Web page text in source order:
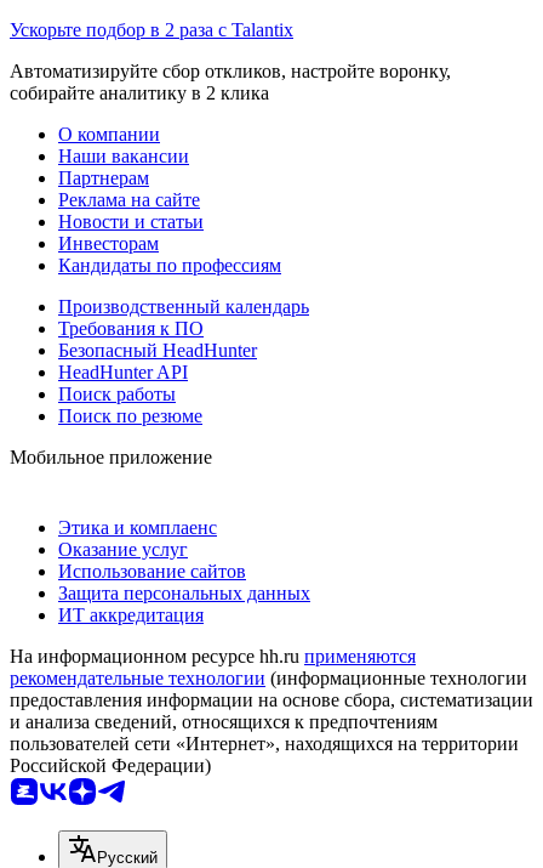
Ускорьте подбор в 2 раза с Talantix
Автоматизируйте сбор откликов, настройте воронку,
собирайте аналитику в 2 клика
О компании
Наши вакансии
Партнерам
Реклама на сайте
Новости и статьи
Инвесторам
Кандидаты по профессиям
Производственный календарь
Требования к ПО
Безопасный HeadHunter
HeadHunter API
Поиск работы
Поиск по резюме
Мобильное приложение
Этика и комплаенс
Оказание услуг
Использование сайтов
Защита персональных данных
ИТ аккредитация
На информационном ресурсе hh.ru применяются
рекомендательные технологии (информационные технологии
предоставления информации на основе сбора, систематизации
и анализа сведений, относящихся к предпочтениям
пользователей сети «Интернет», находящихся на территории
Российской Федерации)
Русский